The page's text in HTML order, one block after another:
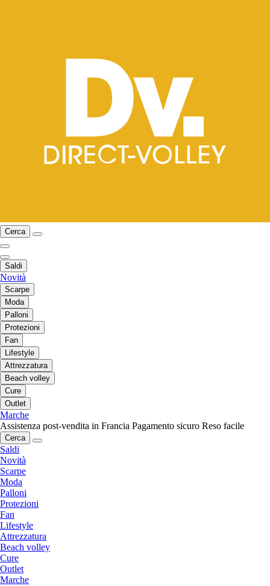
Cerca
Saldi
Novità
Scarpe
Moda
Palloni
Protezioni
Fan
Lifestyle
Attrezzatura
Beach volley
Cure
Outlet
Marche
Assistenza post-vendita in Francia Pagamento sicuro Reso facile
Cerca
Saldi
Novità
Scarpe
Moda
Palloni
Protezioni
Fan
Lifestyle
Attrezzatura
Beach volley
Cure
Outlet
Marche